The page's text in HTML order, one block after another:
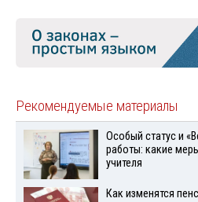
Рекомендуемые материалы
Особый статус и
работы: какие
учителя
Как изменятся